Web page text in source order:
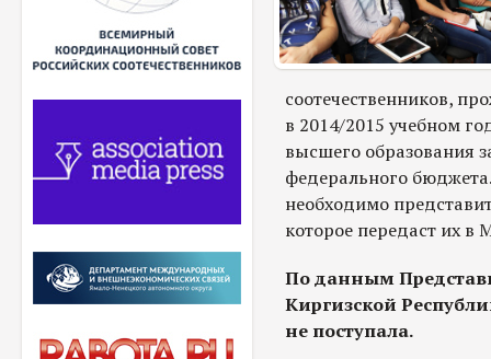
соотечественников,
в 2014/2015 учебном
высшего образования
федерального
необходимо
которое передаст их в
По данным
Киргизской
не поступала.